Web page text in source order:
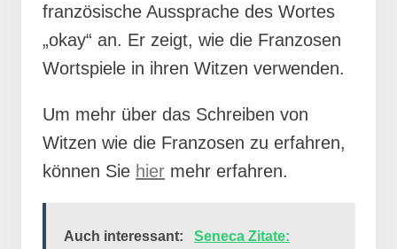
französische Aussprache des Wortes
„okay“ an. Er zeigt, wie die Franzosen
Wortspiele in ihren Witzen verwenden.
Um mehr über das Schreiben von
Witzen wie die Franzosen zu erfahren,
können Sie hier mehr erfahren.
Auch interessant:
Seneca Zitate: